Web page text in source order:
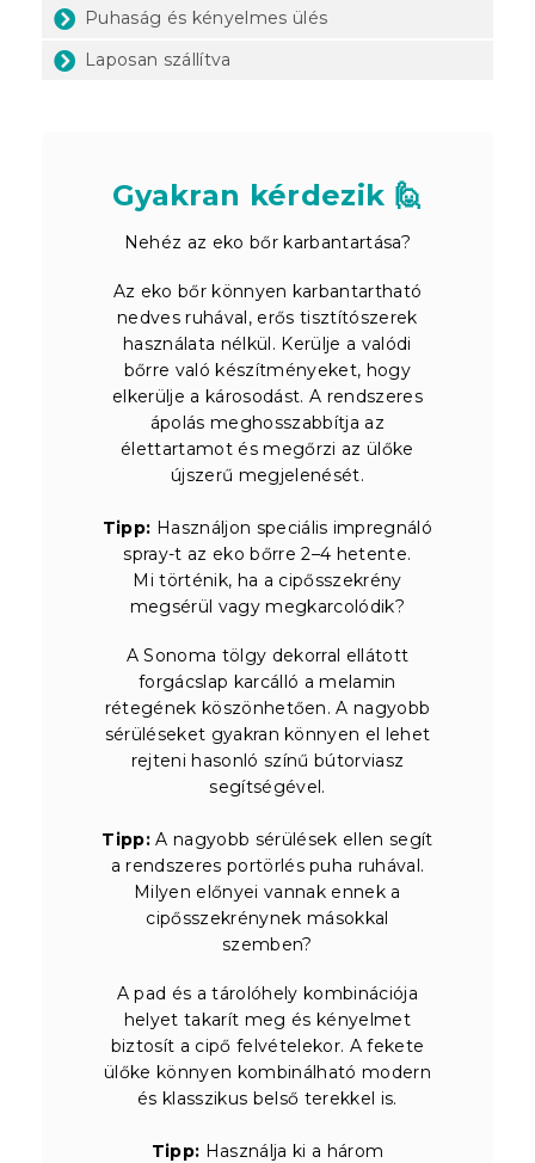
Puhaság és kényelmes ülés
Laposan szállítva
Gyakran kérdezik 🙋
Nehéz az eko bőr karbantartása?
Az eko bőr könnyen karbantartható
nedves ruhával, erős tisztítószerek
használata nélkül. Kerülje a valódi
bőrre való készítményeket, hogy
elkerülje a károsodást. A rendszeres
ápolás meghosszabbítja az
élettartamot és megőrzi az ülőke
újszerű megjelenését.
Tipp: Használjon speciális impregnáló
spray-t az eko bőrre 2–4 hetente.
Mi történik, ha a cipősszekrény
megsérül vagy megkarcolódik?
A Sonoma tölgy dekorral ellátott
forgácslap karcálló a melamin
rétegének köszönhetően. A nagyobb
sérüléseket gyakran könnyen el lehet
rejteni hasonló színű bútorviasz
segítségével.
Tipp: A nagyobb sérülések ellen segít
a rendszeres portörlés puha ruhával.
Milyen előnyei vannak ennek a
cipősszekrénynek másokkal
szemben?
A pad és a tárolóhely kombinációja
helyet takarít meg és kényelmet
biztosít a cipő felvételekor. A fekete
ülőke könnyen kombinálható modern
és klasszikus belső terekkel is.
Tipp: Használja ki a három